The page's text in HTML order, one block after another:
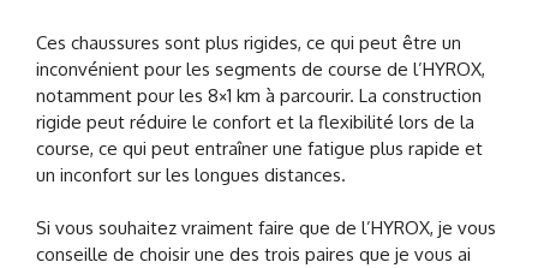
Ces chaussures sont plus rigides, ce qui peut être un
inconvénient pour les segments de course de l’HYROX,
notamment pour les 8×1 km à parcourir. La construction
rigide peut réduire le confort et la flexibilité lors de la
course, ce qui peut entraîner une fatigue plus rapide et
un inconfort sur les longues distances.
Si vous souhaitez vraiment faire que de l’HYROX, je vous
conseille de choisir une des trois paires que je vous ai